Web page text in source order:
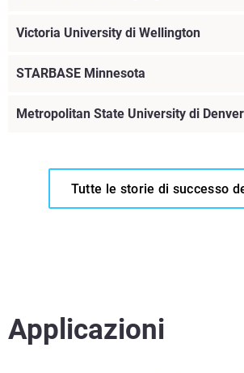
Maggiori informazioni
Victoria University di Wellington
Maggiori informazioni
STARBASE Minnesota
Metropolitan State University di Denver
Tutte le storie di successo
Applicazioni